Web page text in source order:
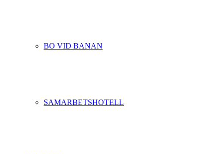
BO VID BANAN
SAMARBETSHOTELL